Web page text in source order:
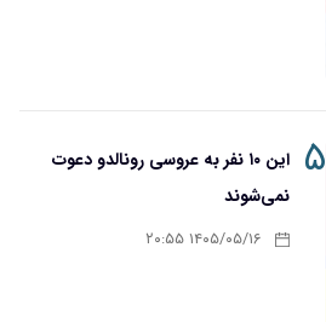
۵
این ۱۰ نفر به عروسی رونالدو دعوت
نمی‌شوند
۱۴۰۵/۰۵/۱۶ ۲۰:۵۵